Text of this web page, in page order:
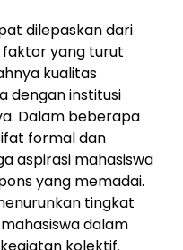
dilepaskan dari
faktor yang turut
kualitas
dengan institusi
Dalam beberapa
formal dan
aspirasi mahasiswa
yang memadai.
tingkat
dalam
kolektif.